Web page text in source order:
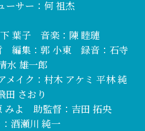
ーサー：何 祖杰
下 葉子 音楽：陳 睦璉
編集：郭 小東 録音：石寺
水 雄一郎
メイク：村木 アケミ 平林 純
さおり
みよ 助監督：吉田 拓央
酒瀬川 純一